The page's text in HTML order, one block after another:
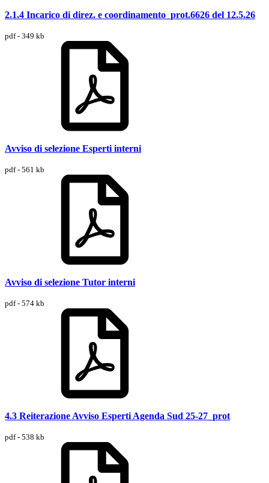
2.1.4 Incarico di direz. e coordinamento_prot.6626 del 12.5.26
pdf - 349 kb
Avviso di selezione Esperti interni
pdf - 561 kb
Avviso di selezione Tutor interni
pdf - 574 kb
4.3 Reiterazione Avviso Esperti Agenda Sud 25-27_prot
pdf - 538 kb